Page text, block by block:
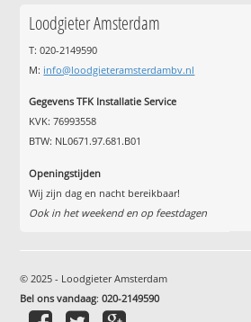
Loodgieter Amsterdam
T: 020-2149590
M: info@loodgieteramsterdambv.nl
Gegevens TFK Installatie Service
KVK: 76993558
BTW: NL0671.97.681.B01
Openingstijden
Wij zijn dag en nacht bereikbaar!
Ook in het weekend en op feestdagen
© 2025 - Loodgieter Amsterdam
Bel ons vandaag:020-2149590